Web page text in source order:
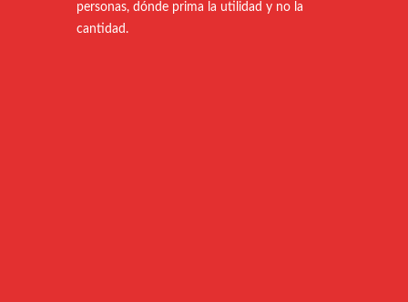
personas, dónde prima la utilidad y no la
cantidad.